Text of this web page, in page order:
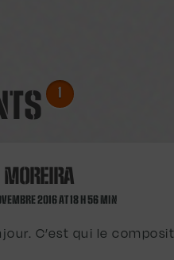
1
MOREIRA
2016 AT 18 H 56 MIN
C’est qui le